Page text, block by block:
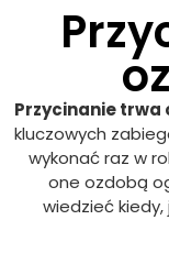
Przycinanie trwa
kluczowych
wykonać raz w
one ozdobą
wiedzieć